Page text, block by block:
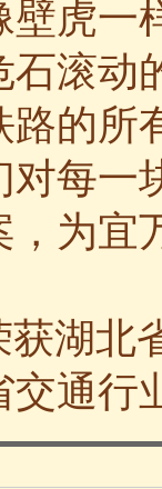
虎一
石滚动
的所
每一
，为宜
北省
通行